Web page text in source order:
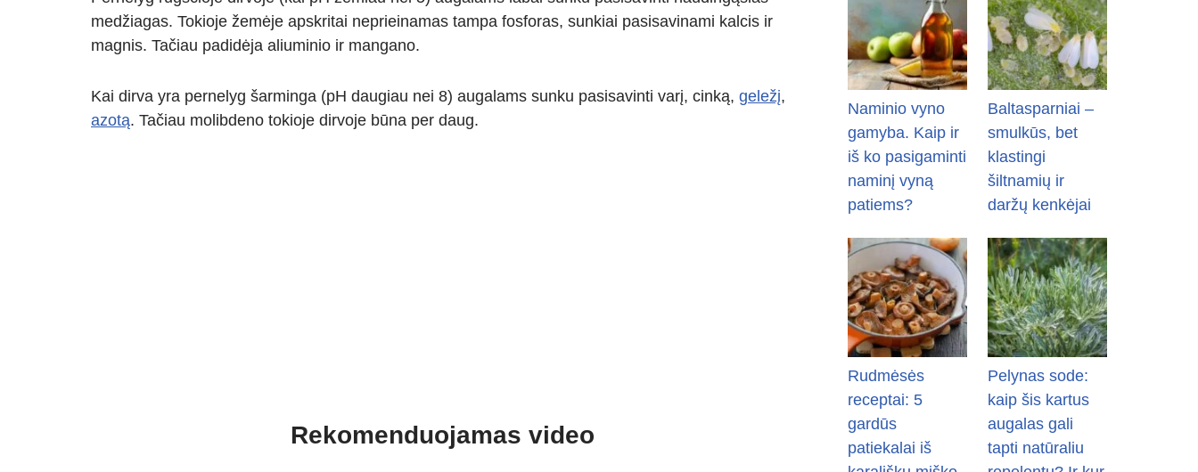
medžiagas. Tokioje žemėje apskritai neprieinamas tampa fosforas, sunkiai pasisavinami kalcis ir
magnis. Tačiau padidėja aliuminio ir mangano.
Kai dirva yra pernelyg šarminga (pH daugiau nei 8) augalams sunku pasisavinti varį, cinką, geležį,
azotą. Tačiau molibdeno tokioje dirvoje būna per daug.
Rekomenduojamas video
Naminio vyno
gamyba. Kaip ir
iš ko pasigaminti
naminį vyną
patiems?
Baltasparniai –
smulkūs, bet
klastingi
šiltnamių ir
daržų kenkėjai
Rudmėsės
receptai: 5
gardūs
patiekalai iš
Pelynas sode:
kaip šis kartus
augalas gali
tapti natūraliu